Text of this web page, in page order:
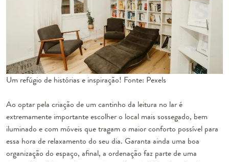
Um refúgio de histórias e inspiração! Fonte: Pexels
Ao optar pela criação de um cantinho da leitura no lar é
extremamente importante escolher o local mais sossegado, bem
iluminado e com móveis que tragam o maior conforto possível para
essa hora de relaxamento do seu dia. Garanta ainda uma boa
organização do espaço, afinal, a ordenação faz parte de uma